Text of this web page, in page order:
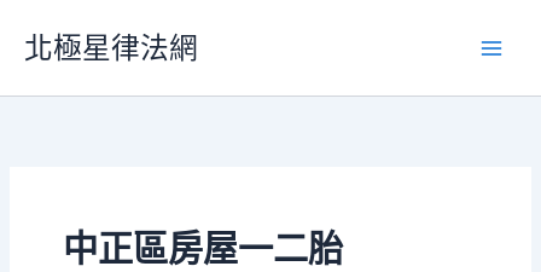
要
北極星律法網
中正區房屋一二胎